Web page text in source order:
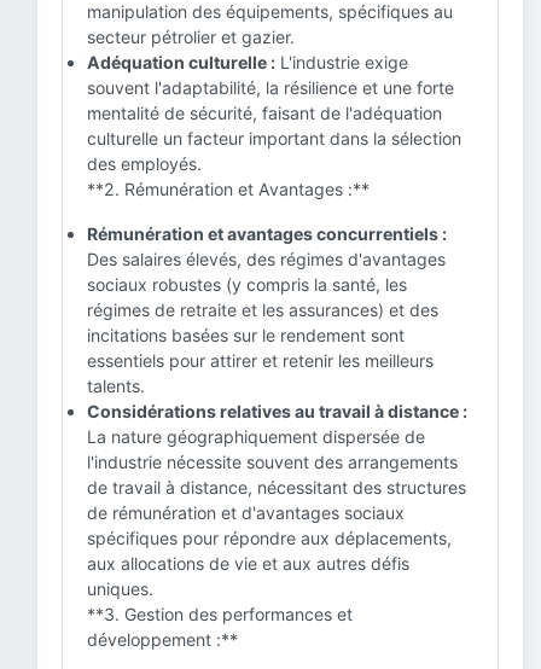
manipulation des équipements, spécifiques au
secteur pétrolier et gazier.
Adéquation culturelle : L'industrie exige
souvent l'adaptabilité, la résilience et une forte
mentalité de sécurité, faisant de l'adéquation
culturelle un facteur important dans la sélection
des employés.
**2. Rémunération et Avantages :**
Rémunération et avantages concurrentiels :
Des salaires élevés, des régimes d'avantages
sociaux robustes (y compris la santé, les
régimes de retraite et les assurances) et des
incitations basées sur le rendement sont
essentiels pour attirer et retenir les meilleurs
talents.
Considérations relatives au travail à distance :
La nature géographiquement dispersée de
l'industrie nécessite souvent des arrangements
de travail à distance, nécessitant des structures
de rémunération et d'avantages sociaux
spécifiques pour répondre aux déplacements,
aux allocations de vie et aux autres défis
uniques.
**3. Gestion des performances et
développement :**